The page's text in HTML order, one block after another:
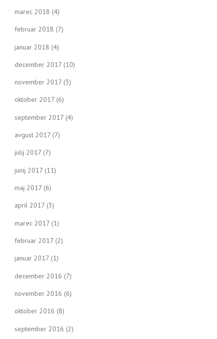
marec 2018 (4)
februar 2018 (7)
januar 2018 (4)
december 2017 (10)
november 2017 (3)
oktober 2017 (6)
september 2017 (4)
avgust 2017 (7)
julij 2017 (7)
junij 2017 (11)
maj 2017 (6)
april 2017 (3)
marec 2017 (1)
februar 2017 (2)
januar 2017 (1)
december 2016 (7)
november 2016 (6)
oktober 2016 (8)
september 2016 (2)